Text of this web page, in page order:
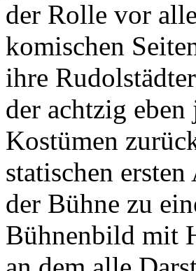
der Rolle vor
komischen
ihre
der achtzig
Kostümen
statischen
der Bühne zu
Bühnenbild mit